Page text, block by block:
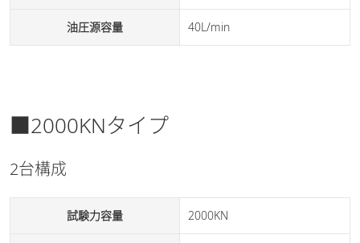
油圧源容量 40L/min
■2000KNタイプ
2台構成
試験力容量 2000KN